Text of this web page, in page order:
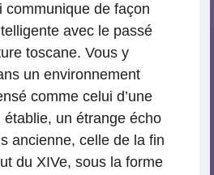
communique de façon
avec le passé
toscane. Vous y
un environnement
comme celui d’une
un étrange écho
ancienne, celle de la fin
du XIVe, sous la forme